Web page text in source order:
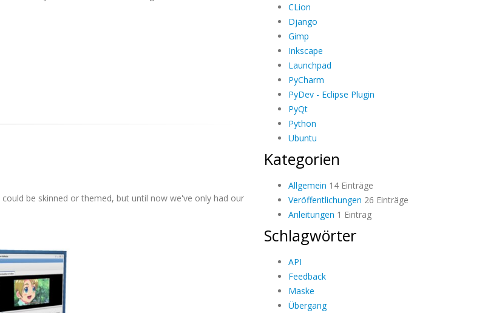
be skinned or themed, but until now we've only had our
CLion
Django
Gimp
Inkscape
Launchpad
PyCharm
PyDev - Eclipse Plugin
PyQt
Python
Ubuntu
Kategorien
Allgemein 14 Einträge
Veröffentlichungen 26 Einträge
Anleitungen 1 Eintrag
Schlagwörter
API
Feedback
Maske
Übergang